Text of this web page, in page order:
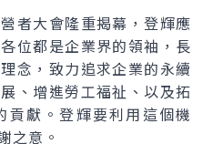
大會隆重揭幕，登輝應
位都是企業界的領袖，長
念，致力追求企業的永續
、增進勞工福祉、以及拓
貢獻。登輝要利用這個機
之意。